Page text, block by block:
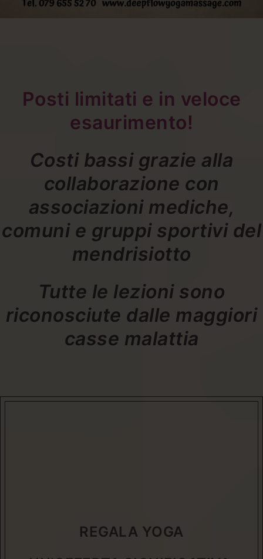
Posti limitati e in veloce
esaurimento!
Costi bassi grazie alla
collaborazione con
associazioni mediche,
comuni e gruppi sportivi del
mendrisiotto
Tutte le lezioni sono
riconosciute dalle maggiori
casse malattia
REGALA YOGA